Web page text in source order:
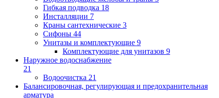
Гибкая подводка 18
Инсталляции 7
Краны сантехнические 3
Сифоны 44
Унитазы и комплектующие 9
Комплектующие для унитазов 9
Наружное водоснабжение
21
Водоочистка 21
Балансировочная, регулирующая и предохранительная
арматура